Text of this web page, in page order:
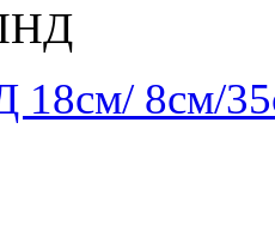
18см/ 8см/